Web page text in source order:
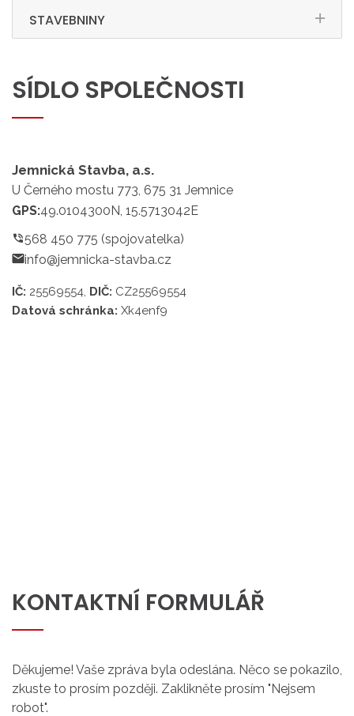
STAVEBNINY
SÍDLO SPOLEČNOSTI
Jemnická Stavba, a.s.
U Černého mostu 773, 675 31 Jemnice
GPS:49.0104300N, 15.5713042E
568 450 775 (spojovatelka)
info@jemnicka-stavba.cz
IČ: 25569554, DIČ: CZ25569554
Datová schránka: Xk4enf9
KONTAKTNÍ FORMULÁŘ
Děkujeme! Vaše zpráva byla odeslána. Něco se pokazilo,
zkuste to prosím později. Zaklikněte prosím "Nejsem
robot".